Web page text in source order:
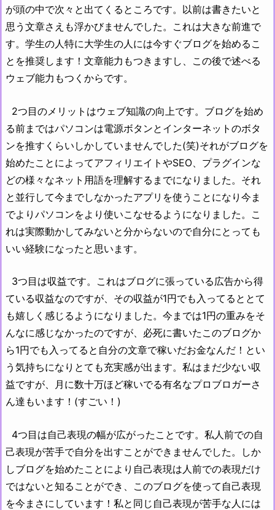
が頭の中で次々と出てくるところです。以前は書きたいと
思う文章さえも浮かびませんでした。これは大きな前進で
す。学生の人特に大学生の人には今すぐブログを始めるこ
とを推奨します！文章能力もつきますし、この後で述べる
ウェブ能力もつくからです。
2つ目のメリットはウェブ知識の向上です。ブログを始め
る前まではパソコンは電源ボタンとインターネットのボタ
ンを推すくらいしかしていませんでした(笑)それがブログを
始めたことによってアフィリエイトやSEO、プラグインな
どの様々なネット用語を理解するまでになりました。それ
と並行して今までしなかったアプリを使うことになり今ま
でよりパソコンをより使いこなせるようになりました。こ
れは実際動かしてみないと分からないので自分にとっても
いい経験になったと思います。
3つ目は収益です。これはブログに張っている広告から得
ている収益なのですが、その収益が1円でも入ってるととて
も嬉しく感じるようになりました。今までは1円の重みをそ
んなに感じなかったのですが、必死に書いたこのブログか
ら1円でも入ってると自分の文章で稼いだお金なんだ！とい
う気持ちになりとても充実感が出ます。私はまだ少ない収
益ですが、月に数十万ほど稼いでる有名なプロブロガーさ
ん達もいます！(すごい！)
4つ目は自己表現の幅が広がったことです。私人前での自
己表現が苦手で自分を出すことができませんでした。しか
しブログを始めたことにより自己表現は人前での表現だけ
ではないと知ることができ、このブログを使って自己表現
を今まさにしています！私と同じ自己表現が苦手な人には